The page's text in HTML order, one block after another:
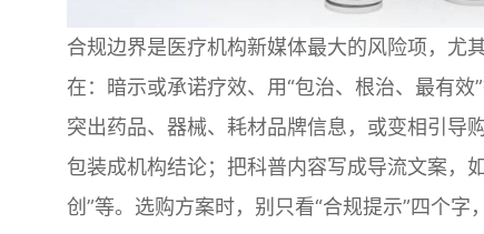
合规边界是医疗机构新媒体最大的风险项，尤
在：暗示或承诺疗效、用“包治、根治、最有
突出药品、器械、耗材品牌信息，或变相引导
包装成机构结论；把科普内容写成导流文案，
创”等。选购方案时，别只看“合规提示”四个